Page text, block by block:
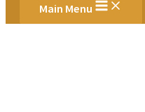
Main Menu